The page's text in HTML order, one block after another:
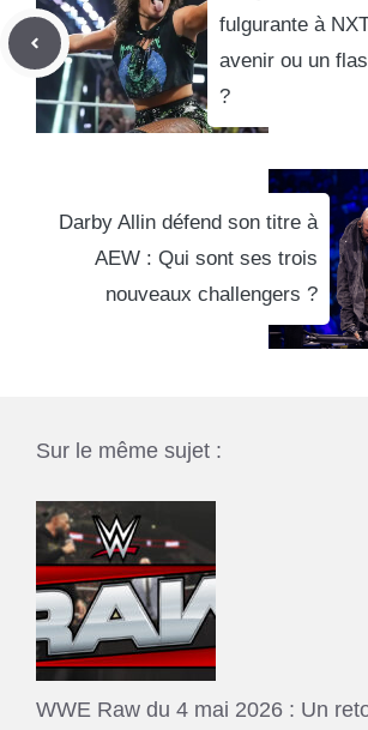
fulgurante à
avenir ou un
?
Darby Allin défend son titre à
AEW : Qui sont ses trois
nouveaux challengers ?
Sur le même sujet :
WWE Raw du 4 mai 2026 : Un